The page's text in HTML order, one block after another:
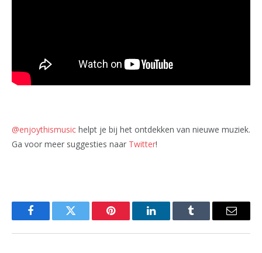
@enjoythismusic helpt je bij het ontdekken van nieuwe muziek.
Ga voor meer suggesties naar Twitter!
FacebookTwitter Pinterest LinkedInTumblr Email